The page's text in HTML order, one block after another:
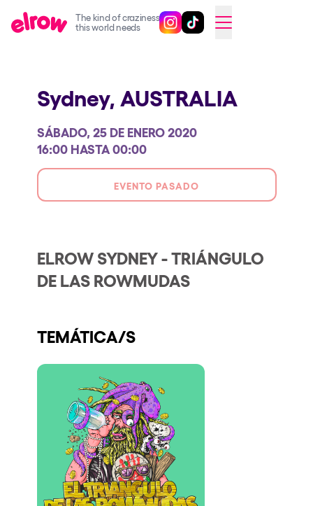
The kind of craziness
this world needs
Sigue @elrowofficial en
Sigue @elrowofficial en
SWITCH TO ENGLISH
elrow Ibiza x [UNVRS] 2026
elrow Town 2026
Snowrow Festival 2026
elrow Island 2026
elrow Shop
Our Creative World
Music
Quienes somos
¿Quieres trabajar con nosotros?
elrow News
Síguenos en tiktok
Síguenos en facebook
Síguenos en instagram
Síguenos en twitter
Síguenos en linkedin
Síguenos en youtube
Política de Privacidad
Política de Cookies
Sydney, AUSTRALIA
SÁBADO, 25 DE ENERO 2020
16:00 HASTA 00:00
EVENTO PASADO
ELROW SYDNEY - TRIÁNGULO
DE LAS ROWMUDAS
TEMÁTICA/S